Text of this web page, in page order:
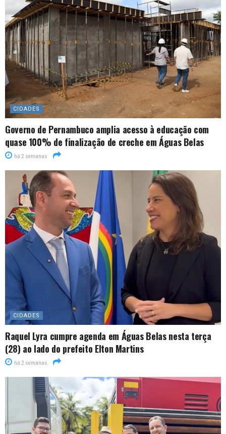
CIDADES
Governo de Pernambuco amplia acesso à educação com
quase 100% de finalização de creche em Águas Belas
há 2 semanas
CIDADES
Raquel Lyra cumpre agenda em Águas Belas nesta terça
(28) ao lado do prefeito Elton Martins
há 2 semanas